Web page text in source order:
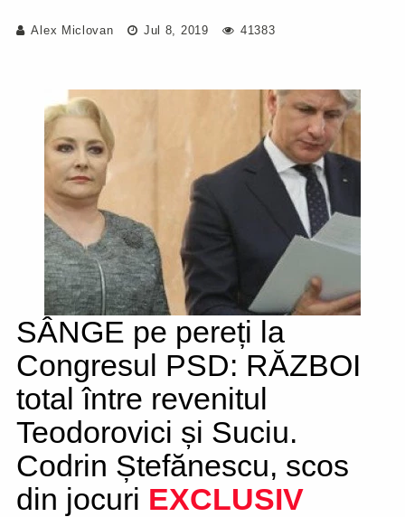
Alex Miclovan Jul 8, 2019 41383
SÂNGE pe pereți la
Congresul PSD: RĂZBOI
total între revenitul
Teodorovici și Suciu.
Codrin Ștefănescu, scos
din jocuri EXCLUSIV